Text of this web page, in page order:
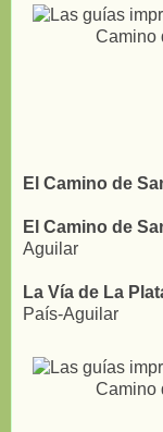
El Camino de
El Camino de
Aguilar
La Vía de La
País-Aguilar